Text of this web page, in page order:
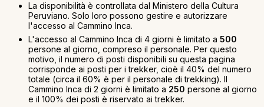
La disponibilità è controllata dal Ministero della Cultura
Peruviano. Solo loro possono gestire e autorizzare
l'accesso al Cammino Inca.
L'accesso al Cammino Inca di 4 giorni è limitato a 500
persone al giorno, compreso il personale. Per questo
motivo, il numero di posti disponibili su questa pagina
corrisponde ai posti per i trekker, cioè il 40% del numero
totale (circa il 60% è per il personale di trekking). Il
Cammino Inca di 2 giorni è limitato a 250 persone al giorno
e il 100% dei posti è riservato ai trekker.